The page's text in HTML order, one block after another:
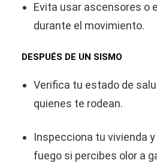
Evita usar ascensores o
durante el movimiento.
DESPUÉS DE UN SISMO
Verifica tu estado de
quienes te rodean.
Inspecciona tu vivienda
fuego si percibes olor a